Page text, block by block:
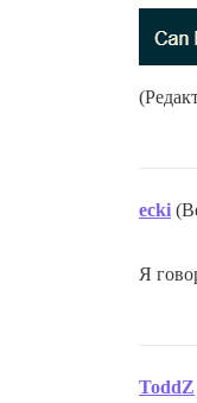
ecki
Я
ToddZ